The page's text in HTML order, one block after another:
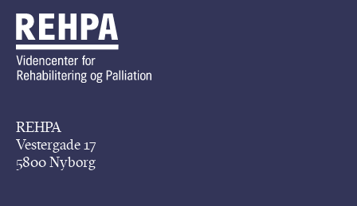
REHPA
Vestergade 17
5800 Nyborg